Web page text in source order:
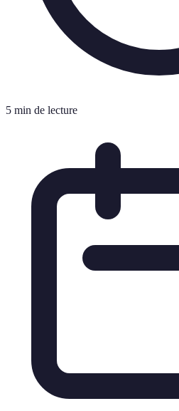
5 min de lecture